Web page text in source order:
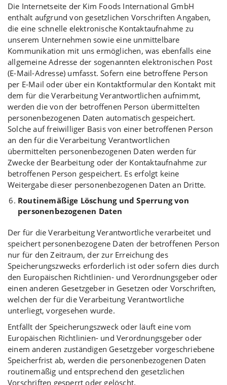
Die Internetseite der Kim Foods International GmbH
enthält aufgrund von gesetzlichen Vorschriften Angaben,
die eine schnelle elektronische Kontaktaufnahme zu
unserem Unternehmen sowie eine unmittelbare
Kommunikation mit uns ermöglichen, was ebenfalls eine
allgemeine Adresse der sogenannten elektronischen Post
(E-Mail-Adresse) umfasst. Sofern eine betroffene Person
per E-Mail oder über ein Kontaktformular den Kontakt mit
dem für die Verarbeitung Verantwortlichen aufnimmt,
werden die von der betroffenen Person übermittelten
personenbezogenen Daten automatisch gespeichert.
Solche auf freiwilliger Basis von einer betroffenen Person
an den für die Verarbeitung Verantwortlichen
übermittelten personenbezogenen Daten werden für
Zwecke der Bearbeitung oder der Kontaktaufnahme zur
betroffenen Person gespeichert. Es erfolgt keine
Weitergabe dieser personenbezogenen Daten an Dritte.
Routinemäßige Löschung und Sperrung von
personenbezogenen Daten
Der für die Verarbeitung Verantwortliche verarbeitet und
speichert personenbezogene Daten der betroffenen Person
nur für den Zeitraum, der zur Erreichung des
Speicherungszwecks erforderlich ist oder sofern dies durch
den Europäischen Richtlinien- und Verordnungsgeber oder
einen anderen Gesetzgeber in Gesetzen oder Vorschriften,
welchen der für die Verarbeitung Verantwortliche
unterliegt, vorgesehen wurde.
Entfällt der Speicherungszweck oder läuft eine vom
Europäischen Richtlinien- und Verordnungsgeber oder
einem anderen zuständigen Gesetzgeber vorgeschriebene
Speicherfrist ab, werden die personenbezogenen Daten
routinemäßig und entsprechend den gesetzlichen
Vorschriften gesperrt oder gelöscht.